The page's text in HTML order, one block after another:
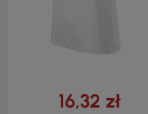
16,32 zł